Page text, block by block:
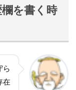
を書く時
ら
在